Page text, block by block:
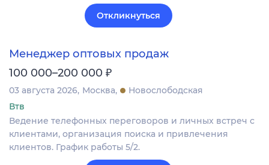
Откликнуться
Менеджер оптовых продаж
100 000–200 000 ₽
03 августа 2026 Москва
Новослободская
Втв
Ведение телефонных переговоров и личных встреч с
клиентами, организация поиска и привлечения
клиентов. График работы 5/2.